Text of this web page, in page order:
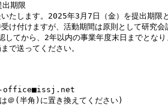
期限
ます。2025年3月7日（金）を提出期限
けますが、活動期間は原則として研究会
ら、2年以内の事業年度末日までとなり
送ってください。
き換えてください)